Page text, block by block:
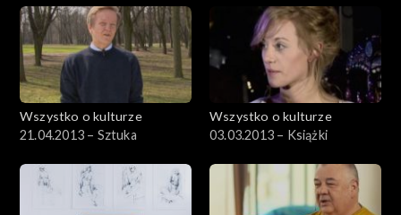
Wszystko o kulturze
21.04.2013 – Sztuka
Wszystko o kulturze
03.03.2013 – Książki